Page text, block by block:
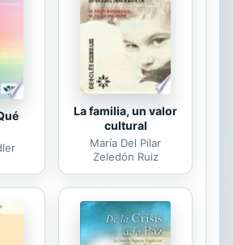
La familia, un valor
cultural
María Del Pilar
Zeledón Ruiz